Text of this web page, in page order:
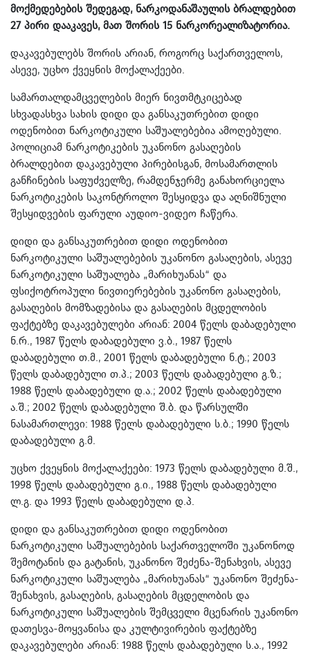
მოქმედებების შედეგად, ნარკოდანაშაულის ბრალდებით
27 პირი დააკავეს, მათ შორის 15 ნარკორეალიზატორია.
დაკავებულებს შორის არიან, როგორც საქართველოს,
ასევე, უცხო ქვეყნის მოქალაქეები.
სამართალდამცველების მიერ ნივთმტკიცებად
სხვადასხვა სახის დიდი და განსაკუთრებით დიდი
ოდენობით ნარკოტიკული საშუალებებია ამოღებული.
პოლიციამ ნარკოტიკების უკანონო გასაღების
ბრალდებით დაკავებული პირებისგან, მოსამართლის
განჩინების საფუძველზე, რამდენჯერმე განახორციელა
ნარკოტიკების საკონტროლო შესყიდვა და აღნიშნული
შესყიდვების ფარული აუდიო-ვიდეო ჩაწერა.
დიდი და განსაკუთრებით დიდი ოდენობით
ნარკოტიკული საშუალებების უკანონო გასაღების, ასევე
ნარკოტიკული საშუალება „მარიხუანას“ და
ფსიქოტროპული ნივთიერებების უკანონო გასაღების,
გასაღების მომზადებისა და გასაღების მცდელობის
ფაქტებზე დაკავებულები არიან: 2004 წელს დაბადებული
ნ.რ., 1987 წელს დაბადებული ვ.ბ., 1987 წელს
დაბადებული თ.მ., 2001 წელს დაბადებული ნ.ტ.; 2003
წელს დაბადებული თ.პ.; 2003 წელს დაბადებული გ.ზ.;
1988 წელს დაბადებული დ.ა.; 2002 წელს დაბადებული
ა.შ.; 2002 წელს დაბადებული შ.ბ. და წარსულში
ნასამართლევი: 1988 წელს დაბადებული ს.ბ.; 1990 წელს
დაბადებული გ.მ.
უცხო ქვეყნის მოქალაქეები: 1973 წელს დაბადებული მ.შ.,
1998 წელს დაბადებული გ.ი., 1988 წელს დაბადებული
ლ.გ. და 1993 წელს დაბადებული დ.პ.
დიდი და განსაკუთრებით დიდი ოდენობით
ნარკოტიკული საშუალებების საქართველოში უკანონოდ
შემოტანის და გატანის, უკანონო შეძენა-შენახვის, ასევე
ნარკოტიკული საშუალება „მარიხუანას“ უკანონო შეძენა-
შენახვის, გასაღების, გასაღების მცდელობის და
ნარკოტიკული საშუალების შემცველი მცენარის უკანონო
დათესვა-მოყვანისა და კულტივირების ფაქტებზე
დაკავებულები არიან: 1988 წელს დაბადებული ს.ა., 1992